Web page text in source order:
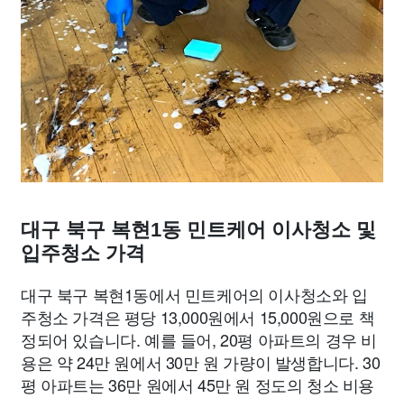
대구 북구 복현1동 민트케어 이사청소 및
입주청소 가격
대구 북구 복현1동에서 민트케어의 이사청소와 입
주청소 가격은 평당 13,000원에서 15,000원으로 책
정되어 있습니다. 예를 들어, 20평 아파트의 경우 비
용은 약 24만 원에서 30만 원 가량이 발생합니다. 30
평 아파트는 36만 원에서 45만 원 정도의 청소 비용